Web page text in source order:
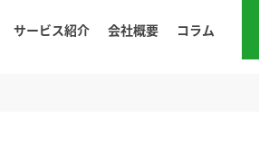
サービス紹介 会社概要 コラム